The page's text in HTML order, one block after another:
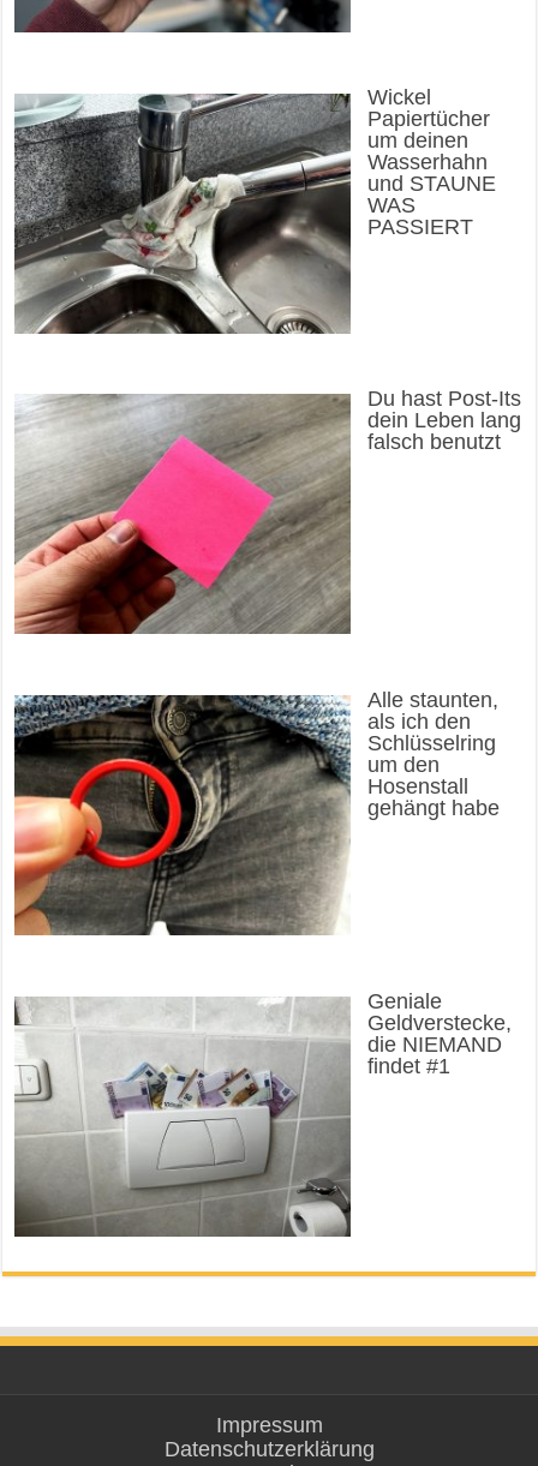
Wickel
Papiertücher
um deinen
Wasserhahn
und STAUNE
WAS
PASSIERT
Du hast Post-Its
dein Leben lang
falsch benutzt
Alle staunten,
als ich den
Schlüsselring
um den
Hosenstall
gehängt habe
Geniale
Geldverstecke,
die NIEMAND
findet #1
Impressum
Datenschutzerklärung